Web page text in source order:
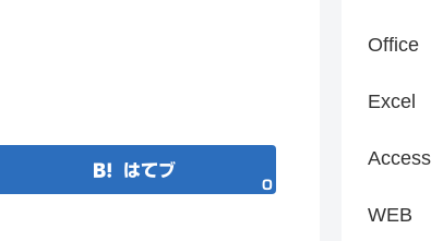
はてブ
0
Office
Excel
Access
WEB